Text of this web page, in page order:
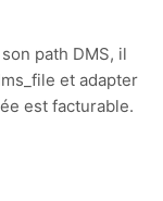
path DMS, il
et adapter
est facturable.